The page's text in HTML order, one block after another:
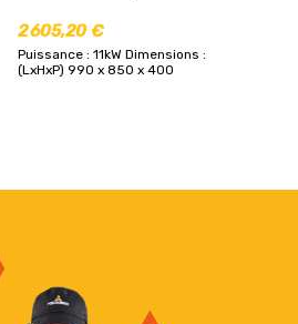
2 605,20 €
Puissance : 11kW Dimensions :
(LxHxP) 990 x 850 x 400